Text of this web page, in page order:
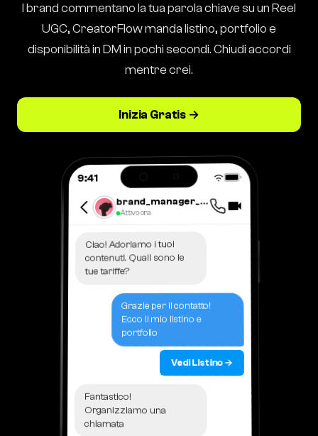
I brand commentano la tua parola chiave su un Reel
UGC, CreatorFlow manda listino, portfolio e
disponibilità in DM in pochi secondi. Chiudi accordi
mentre crei.
Inizia Gratis →
9:41
brand_manager_lisa
Attivo ora
Ciao! Adoriamo i tuoi
contenuti. Quali sono le
tue tariffe?
Grazie per il contatto!
Ecco il mio listino e
portfolio
Vedi Listino →
Fantastico!
Organizziamo una
chiamata